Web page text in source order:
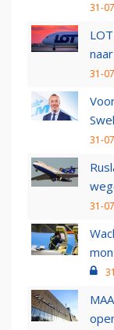
31-
31-
31-
31-